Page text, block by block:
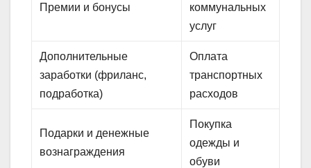
Премии и бонусы
коммунальных
услуг
Дополнительные
заработки (фриланс,
подработка)
Оплата
транспортных
расходов
Подарки и денежные
вознаграждения
Покупка
одежды и
обуви